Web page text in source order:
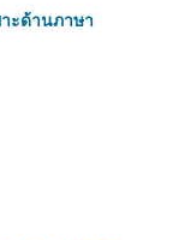
ะด้านภาษา